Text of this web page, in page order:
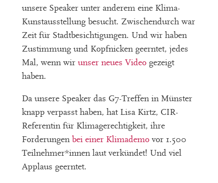
unsere Speaker unter anderem eine Klima-
Kunstausstellung besucht. Zwischendurch war
Zeit für Stadtbesichtigungen. Und wir haben
Zustimmung und Kopfnicken geerntet, jedes
Mal, wenn wir unser neues Video gezeigt
haben.
Da unsere Speaker das G7-Treffen in Münster
knapp verpasst haben, hat Lisa Kirtz, CIR-
Referentin für Klimagerechtigkeit, ihre
Forderungen bei einer Klimademo vor 1.500
Teilnehmer*innen laut verkündet! Und viel
Applaus geerntet.